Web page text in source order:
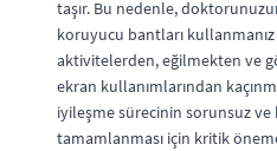
taşır. Bu nedenle,
koruyucu bantları
aktivitelerden, eğilmekten ve
ekran kullanımlarından
iyileşme sürecinin sorunsuz ve
tamamlanması için kritik